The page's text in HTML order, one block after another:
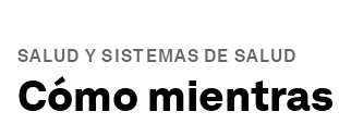
SALUD Y SISTEMAS DE SALUD
Cómo mientras